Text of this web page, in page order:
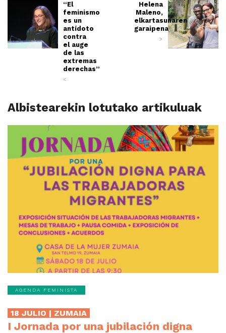
“El
feminismo
es un
antídoto
contra
el auge
de las
extremas
derechas”
<
Helena
Maleno,
elkartasunaren
garaipena
>
Albistearekin lotutako artikuluak
AGENDA FEMINISTA
18 JULIO | ZUMAIA
I Jornada por una jubilación digna